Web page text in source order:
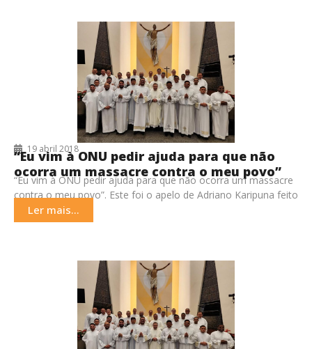
19 abril 2018
“Eu vim à ONU pedir ajuda para que não
ocorra um massacre contra o meu povo”
“Eu vim à ONU pedir ajuda para que não ocorra um massacre
contra o meu povo”. Este foi o apelo de Adriano Karipuna feito
Ler mais...